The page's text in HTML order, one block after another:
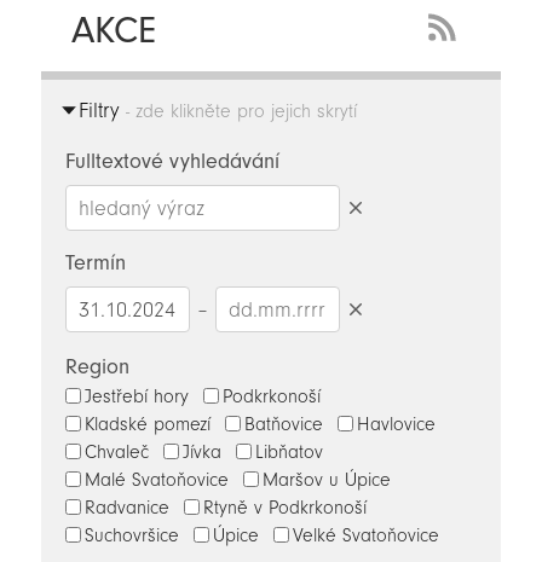
AKCE
Feed
Filtry- zde klikněte pro jejich skrytí
Fulltextové vyhledávání
Termín
–
Region
Jestřebí hory
Podkrkonoší
Kladské pomezí
Batňovice
Havlovice
Chvaleč
Jívka
Libňatov
Malé Svatoňovice
Maršov u Úpice
Radvanice
Rtyně v Podkrkonoší
Suchovršice
Úpice Velké Svatoňovice